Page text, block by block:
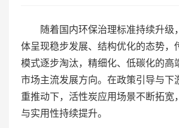
随着国内环保治理标准持续升级
体呈现稳步发展、结构优化的态势，
模式逐步淘汰，精细化、低碳化的高
市场主流发展方向。在政策引导与下
重推动下，活性炭应用场景不断拓宽
与实用性持续提升。